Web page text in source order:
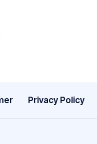
Privacy Policy